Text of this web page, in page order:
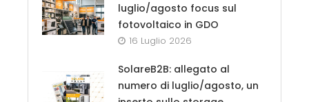
luglio/agosto focus sul
fotovoltaico in GDO
16 Luglio 2026
SolareB2B: allegato al
numero di luglio/agosto, un